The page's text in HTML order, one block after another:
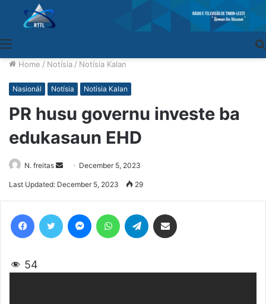
Home / Notísia / Notísia Kalan
Nasionál Notísia Notísia Kalan
PR husu governu investe ba
edukasaun EHD
N. freitas
SendDecember 5, 2023
Last Updated: December 5, 2023 29
54